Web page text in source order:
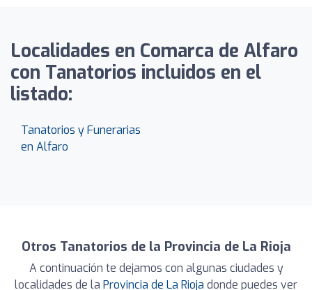
Localidades en Comarca de Alfaro
con Tanatorios incluidos en el
listado:
Tanatorios y Funerarias
en Alfaro
Otros Tanatorios de la Provincia de La Rioja
A continuación te dejamos con algunas ciudades y
localidades de la Provincia de La Rioja donde puedes ver